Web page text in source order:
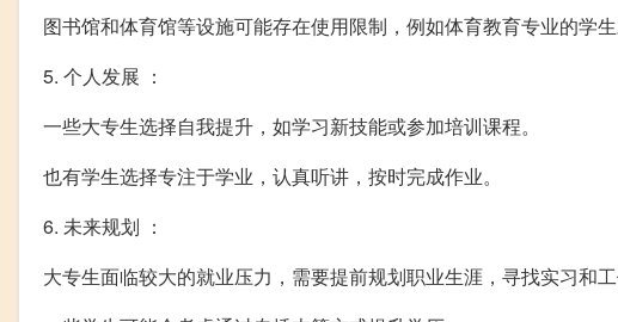
图书馆和体育馆等设施可能存在使用限制，例如体育教育专业的学生
5. 个人发展 ：
一些大专生选择自我提升，如学习新技能或参加培训课程。
也有学生选择专注于学业，认真听讲，按时完成作业。
6. 未来规划 ：
大专生面临较大的就业压力，需要提前规划职业生涯，寻找实习和工